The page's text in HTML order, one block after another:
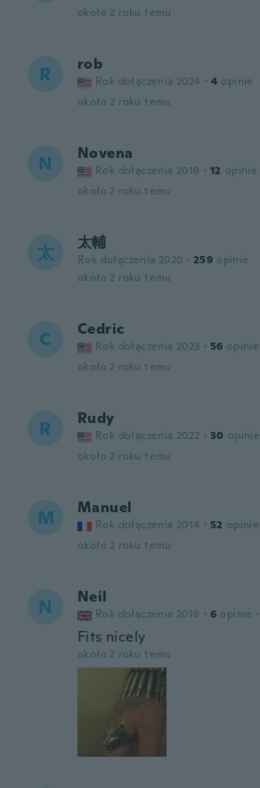
około 2 roku temu
R rob
Rok dołączenia 2024 · 4 opinie
około 2 roku temu
N Novena
Rok dołączenia 2019 · 12 opinie
około 2 roku temu
太 太輔
Rok dołączenia 2020 · 259 opinie
około 2 roku temu
C Cedric
Rok dołączenia 2023 · 56 opinie
około 2 roku temu
R Rudy
Rok dołączenia 2022 · 30 opinie
około 2 roku temu
M Manuel
Rok dołączenia 2014 · 52 opinie
około 2 roku temu
N Neil
Rok dołączenia 2019 · 6 opinie ·
Fits nicely
około 2 roku temu